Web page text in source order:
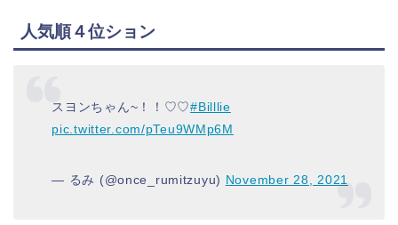
人気順４位ション
スヨンちゃん~！！♡♡#Billlie
pic.twitter.com/pTeu9WMp6M
— るみ (@once_rumitzuyu) November 28, 2021